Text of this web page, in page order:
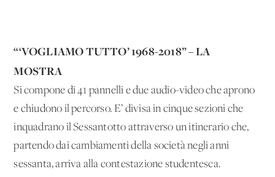
“‘VOGLIAMO TUTTO’ 1968-2018” – LA
MOSTRA
Si compone di 41 pannelli e due audio-video che aprono
e chiudono il percorso. E’ divisa in cinque sezioni che
inquadrano il Sessantotto attraverso un itinerario che,
partendo dai cambiamenti della società negli anni
sessanta, arriva alla contestazione studentesca.